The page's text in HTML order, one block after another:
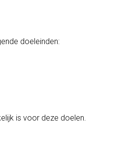
doeleinden:
is voor deze doelen.